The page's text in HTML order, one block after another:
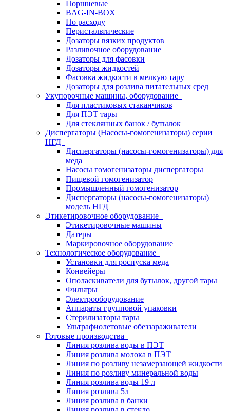
Поршневые
BAG-IN-BOX
По расходу
Перистальтические
Дозаторы вязких продуктов
Разливочное оборудование
Дозаторы для фасовки
Дозаторы жидкостей
Фасовка жидкости в мелкую тару
Дозаторы для розлива питательных сред
Укупорочные машины, оборудование
Для пластиковых стаканчиков
Для ПЭТ тары
Для стеклянных банок / бутылок
Диспергаторы (Насосы-гомогенизаторы) серии
НГД
Диспергаторы (насосы-гомогенизаторы) для
меда
Насосы гомогенизаторы диспергаторы
Пищевой гомогенизатор
Промышленный гомогенизатор
Диспергаторы (насосы-гомогенизаторы)
модель НГД
Этикетировочное оборудование
Этикетировочные машины
Датеры
Маркировочное оборудование
Технологическое оборудование
Установки для роспуска меда
Конвейеры
Ополаскиватели для бутылок, другой тары
Фильтры
Электрооборудование
Аппараты групповой упаковки
Стерилизаторы тары
Ультрафиолетовые обеззараживатели
Готовые производства
Линия розлива воды в ПЭТ
Линия розлива молока в ПЭТ
Линия по розливу незамерзающей жидкости
Линия по розливу минеральной воды
Линия розлива воды 19 л
Линия розлива 5л
Линия розлива в банки